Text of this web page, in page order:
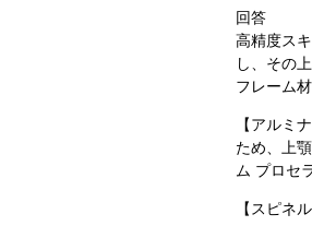
回答
高精度ス
し、その
フレーム
【アルミ
ため、上
ム プロセ
【スピネ